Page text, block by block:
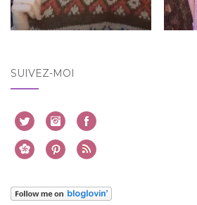
SUIVEZ-MOI